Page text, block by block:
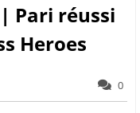
| Pari réussi
Heroes
0